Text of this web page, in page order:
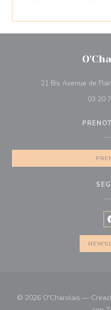
21 Bis Avenue de
03 20
© 2026 O'Charolais —